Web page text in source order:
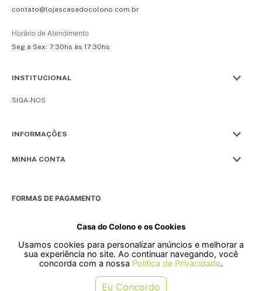
Casa do Colono e os Cookies
Usamos cookies para personalizar anúncios e melhorar a
sua experiência no site. Ao continuar navegando, você
concorda com a nossa Política de Privacidade.
Eu Concordo
contato@lojascasadocolono.com.br
Horário de Atendimento
Seg à Sex: 7:30hs às 17:30hs
INSTITUCIONAL
SIGA-NOS
INFORMAÇÕES
MINHA CONTA
FORMAS DE PAGAMENTO
SELOS
Rua Pre. Frederico Hardt, 119 - Centro, Indaial - SC, 89080-018